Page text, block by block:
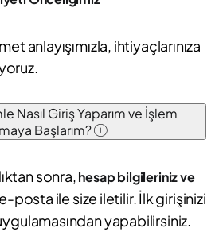
anlayışımızla, ihtiyaçlarınıza
Nasıl Giriş Yaparım ve İşlem
Başlarım?
sonra,hesap bilgileriniz ve
posta ile size iletilir. İlk girişinizi
yapabilirsiniz.